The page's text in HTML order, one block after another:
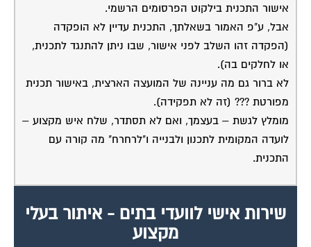
אישור התכנית בילקוט הפרסומים הרשמי.
אבל, ע"פ האמור בשאלתך, התכנית עדיין לא הופקדה
(הפקדה זהו השלב לפני אישור, שבו ניתן להתנגד לתכנית,
או לחלקים בה).
לא ברור גם מה עניינה של המועצה הארצית, באישור תכנית
מפורטת ??? (זה לא תפקידה).
מומלץ לגשת – בעצמך, ואם לא תסתדר, שלח איש מקצוע –
לועדה המקומית לתכנון ולבנייה ו"לרחרח" מה קורה עם
התכנית.
שירות אישי לוועדי בתים - איתור בעלי
מקצוע